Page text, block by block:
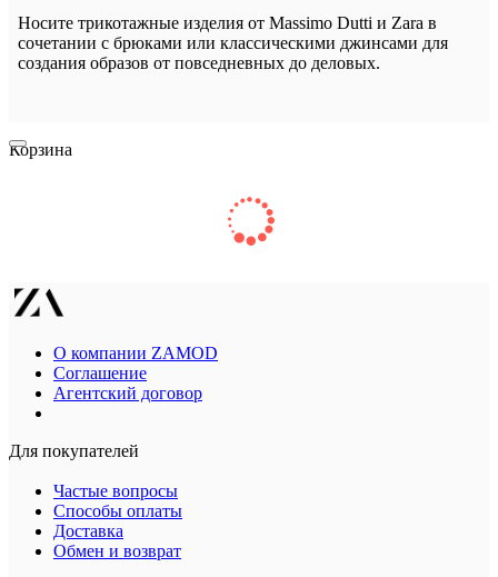
Носите трикотажные изделия от Massimo Dutti и Zara в
сочетании с брюками или классическими джинсами для
создания образов от повседневных до деловых.
Корзина
О компании ZAMOD
Соглашение
Агентский договор
Для покупателей
Частые вопросы
Способы оплаты
Доставка
Обмен и возврат